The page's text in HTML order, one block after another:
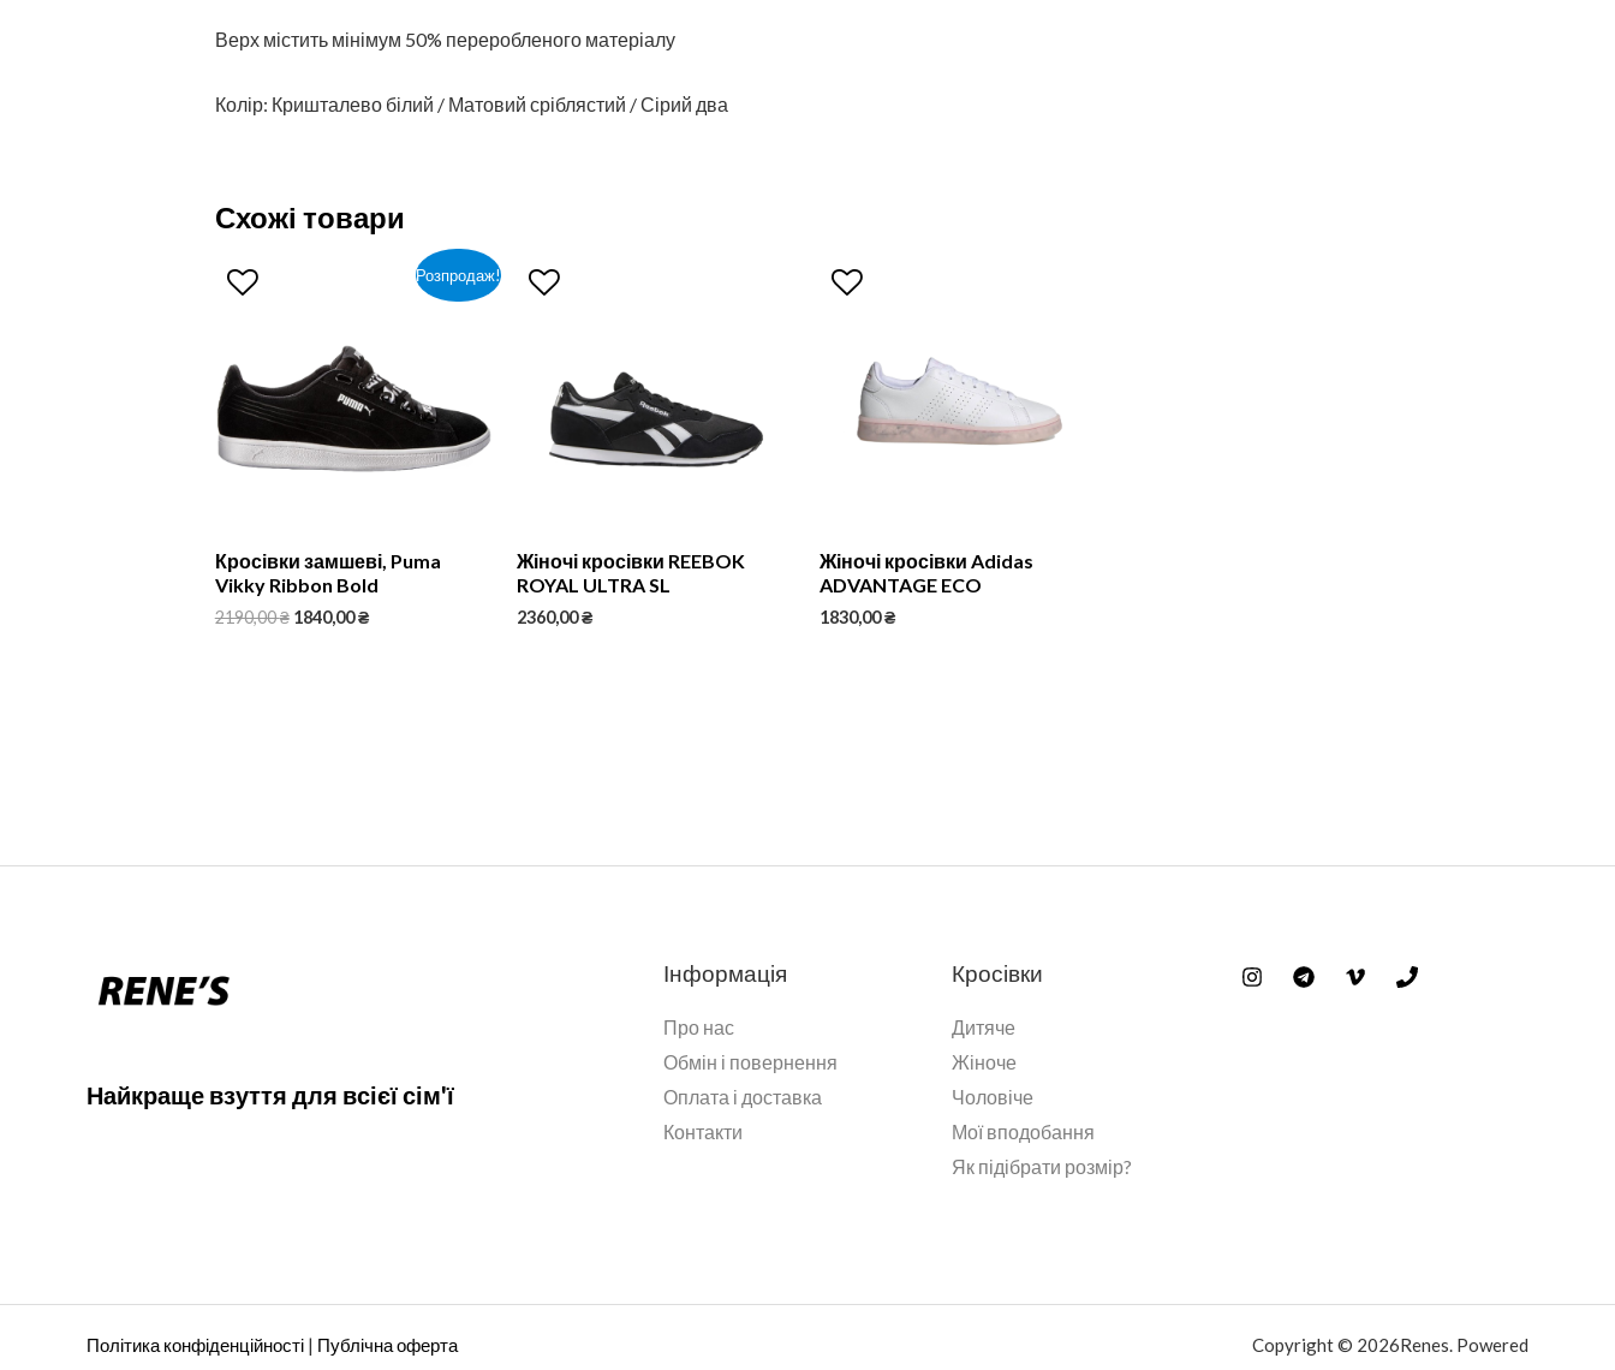
Верх містить мінімум 50% переробленого матеріалу
Колір: Кришталево білий / Матовий сріблястий / Сірий два
Схожі товари
Розпродаж!
Кросівки замшеві, Puma
Vikky Ribbon Bold
2190,00₴ 1840,00₴
Жіночі кросівки REEBOK
ROYAL ULTRA SL
2360,00₴
Жіночі кросівки Adidas
ADVANTAGE ECO
1830,00₴
Найкраще взуття для всієї сім'ї
Інформація
Про нас
Обмін і повернення
Оплата і доставка
Контакти
Кросівки
Дитяче
Жіноче
Чоловіче
Мої вподобання
Як підібрати розмір?
Політика конфіденційності | Публічна оферта
Copyright © 2026Renes. Powered